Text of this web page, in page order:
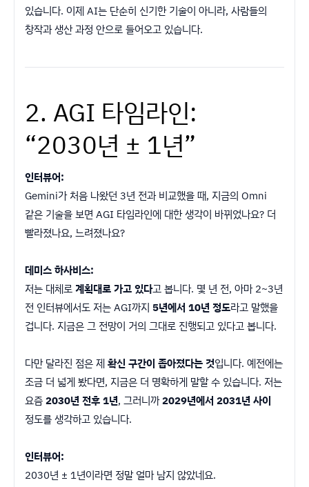
있습니다. 이제 AI는 단순히 신기한 기술이 아니라, 사람들의
창작과 생산 과정 안으로 들어오고 있습니다.
2. AGI 타임라인:
“2030년 ± 1년”
인터뷰어:
Gemini가 처음 나왔던 3년 전과 비교했을 때, 지금의 Omni
같은 기술을 보면 AGI 타임라인에 대한 생각이 바뀌었나요? 더
빨라졌나요, 느려졌나요?
데미스 하사비스:
저는 대체로계획대로 가고 있다고 봅니다. 몇 년 전, 아마 2~3년
전 인터뷰에서도 저는 AGI까지 5년에서 10년 정도라고 말했을
겁니다. 지금은 그 전망이 거의 그대로 진행되고 있다고 봅니다.
다만 달라진 점은 제확신 구간이 좁아졌다는 것입니다. 예전에는
조금 더 넓게 봤다면, 지금은 더 명확하게 말할 수 있습니다. 저는
요즘2030년 전후 1년, 그러니까2029년에서 2031년 사이
정도를 생각하고 있습니다.
인터뷰어:
2030년 ± 1년이라면 정말 얼마 남지 않았네요.